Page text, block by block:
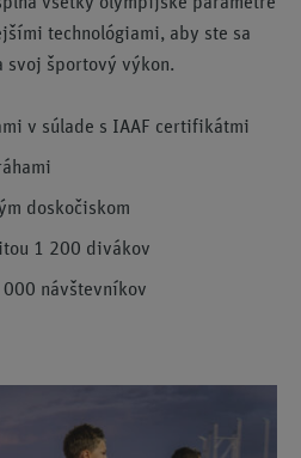
technológiami, aby ste sa
svoj športový výkon.
v súlade s IAAF certifikátmi
doskočiskom
1 200 divákov
návštevníkov